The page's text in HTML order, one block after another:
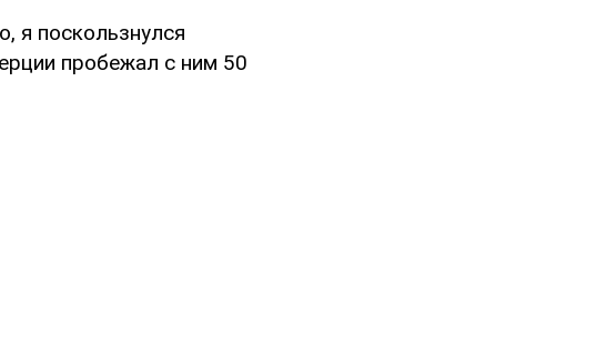
я поскользнулся
пробежал с ним 50